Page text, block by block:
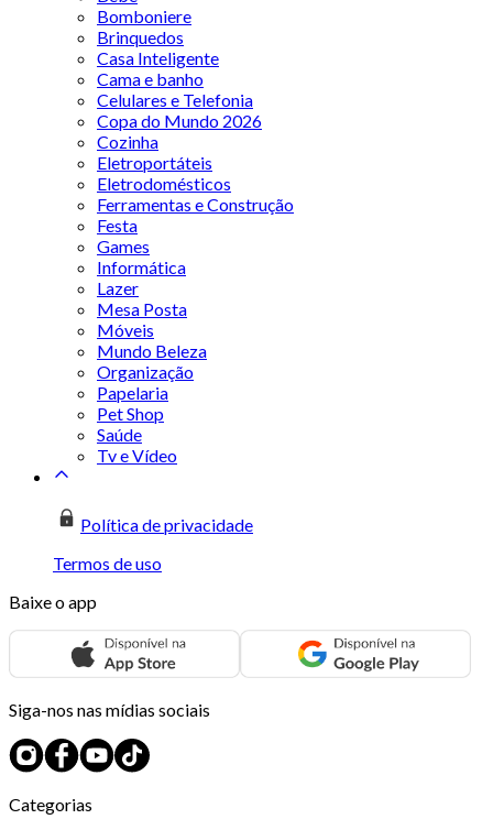
Bomboniere
Brinquedos
Casa Inteligente
Cama e banho
Celulares e Telefonia
Copa do Mundo 2026
Cozinha
Eletroportáteis
Eletrodomésticos
Ferramentas e Construção
Festa
Games
Informática
Lazer
Mesa Posta
Móveis
Mundo Beleza
Organização
Papelaria
Pet Shop
Saúde
Tv e Vídeo
Política de privacidade
Termos de uso
Baixe o app
Siga-nos nas mídias sociais
Categorias